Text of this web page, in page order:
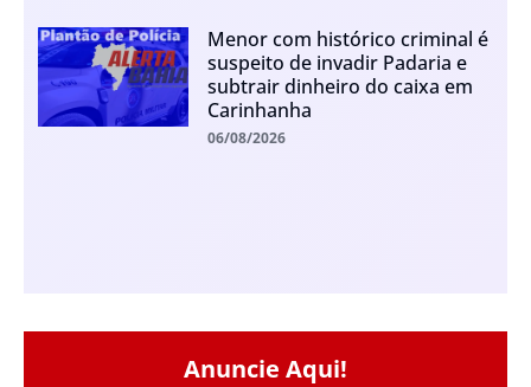
Menor com histórico criminal é
suspeito de invadir Padaria e
subtrair dinheiro do caixa em
Carinhanha
06/08/2026
Anuncie Aqui!